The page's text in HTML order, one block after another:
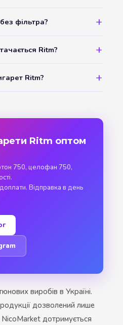
фільтра?
Ritm?
Ritm?
Ritm оптом
750, целофан 750,
Відправка в день
виробів в Україні.
дозволений лише
дотримується